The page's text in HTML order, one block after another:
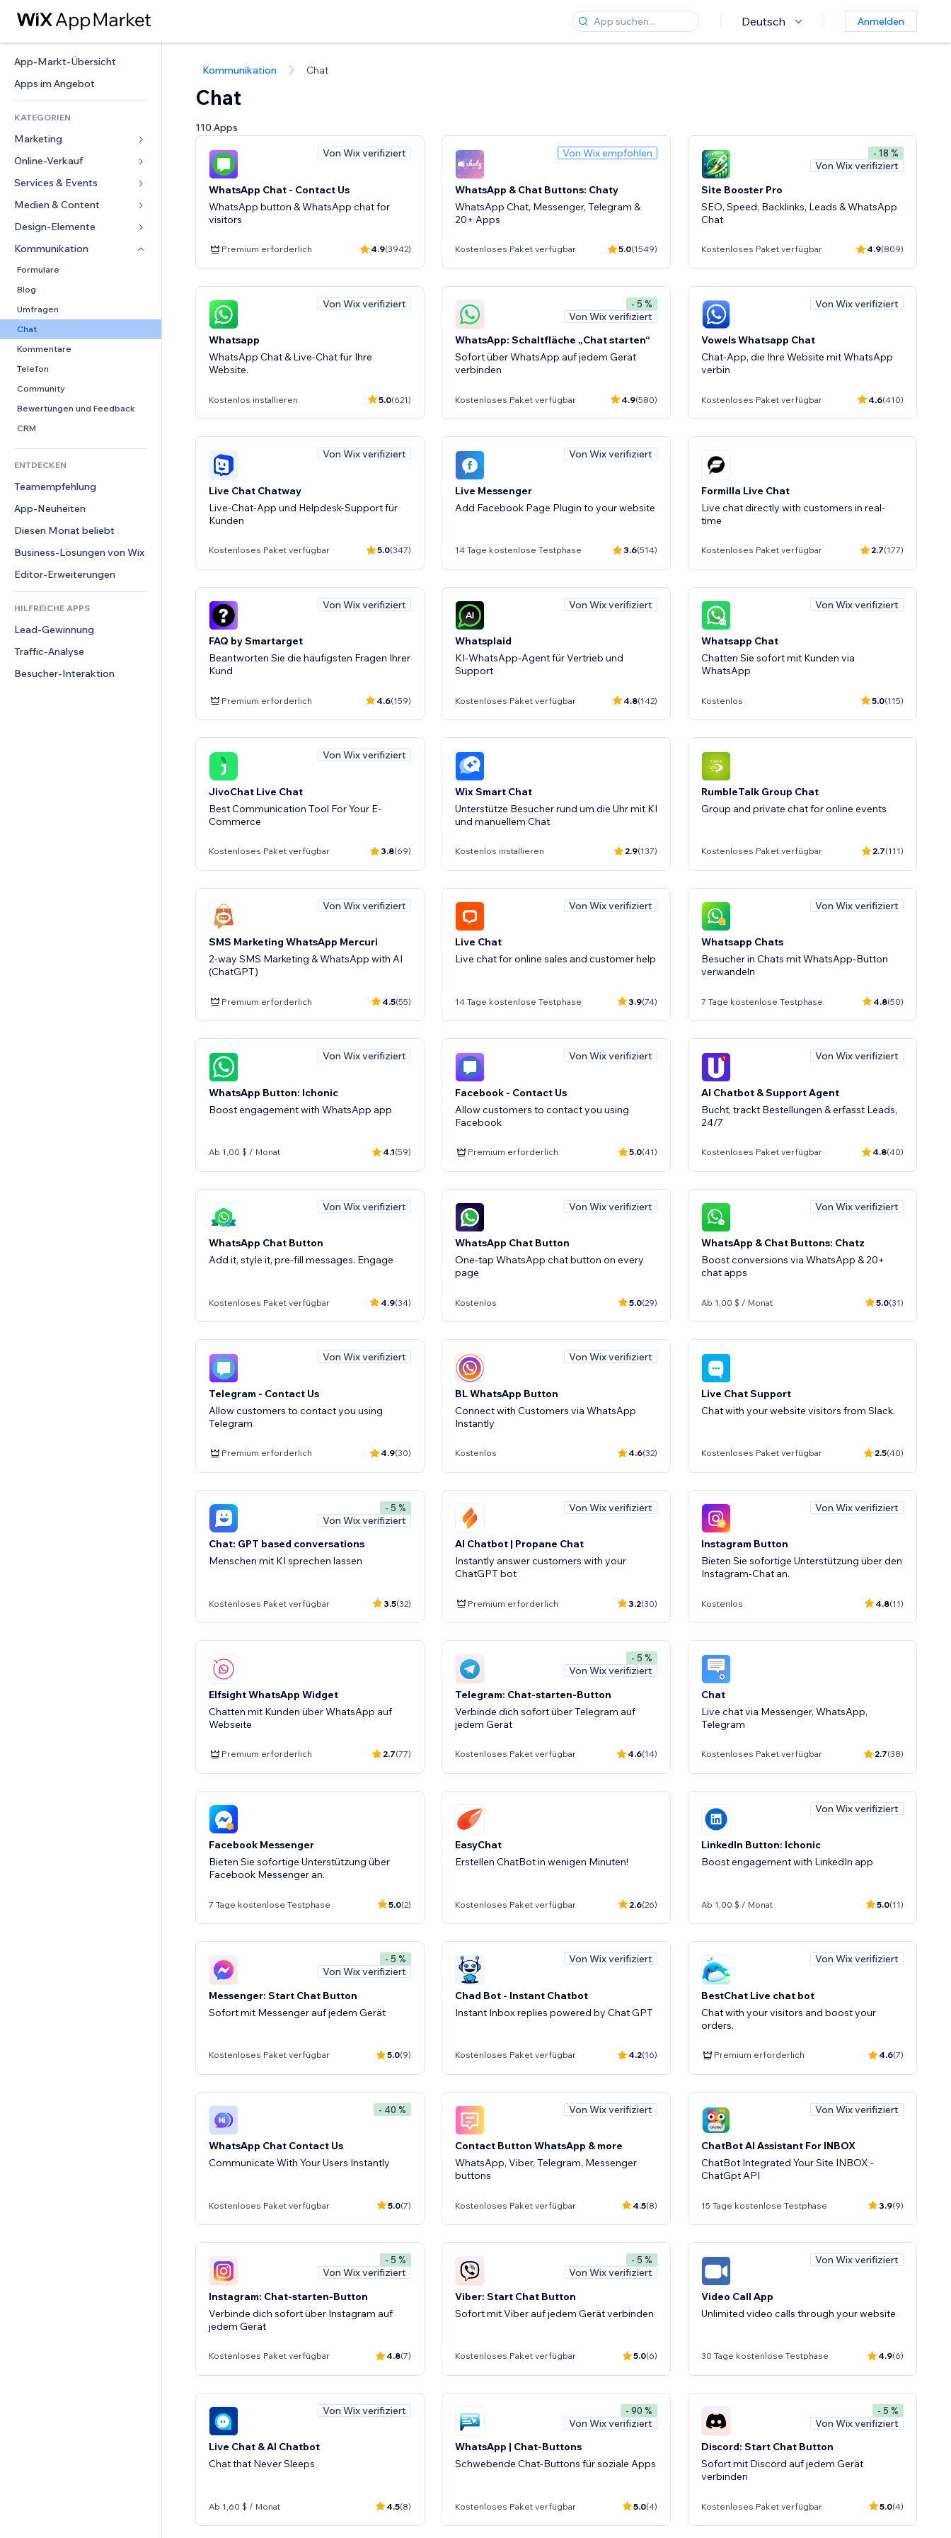
Deutsch Anmelden
App-Markt-Übersicht
Apps im Angebot
KATEGORIEN
Marketing
Anzeigen
Mobil
Statistiken
Conversion
Online-Verkauf
Apps für Shops
Versand & Lieferung
Verkaufen-Buttons
Lagerlösungen
Dropshipping
Services & Events
Hotels
Events
Restaurants
Medien & Content
Galerie
Musik
Podcasts
Fotografie
Video
PDF
Dateifreigabe
News
Content-Dienste
Texteffekte
Design-Elemente
Karten & Navigation
Datenschutz & Sicherheit
Uhr
Seiten-Vorlagen
Bildeffekte
Buttons & Menüs
Banner & Abzeichen
Taschenrechner
Suche
Wetter
Diagramme & Tabellen
Formulare
Blog
Umfragen
Chat
Kommentare
Telefon
Community
Bewertungen und Feedback
CRM
ENTDECKEN
Teamempfehlung
App-Neuheiten
Diesen Monat beliebt
Business-Lösungen von Wix
Editor-Erweiterungen
HILFREICHE APPS
Lead-Gewinnung
Traffic-Analyse
Besucher-Interaktion
Kommunikation Chat
Chat
110 Apps
Von Wix verifiziert
WhatsApp Chat - Contact Us
WhatsApp button & WhatsApp chat for
visitors
Premium erforderlich 4.9(3942)
Von Wix empfohlen
WhatsApp & Chat Buttons: Chaty
WhatsApp Chat, Messenger, Telegram &
20+ Apps
Kostenloses Paket verfügbar 5.0(1549)
- 18 %
Von Wix verifiziert
Site Booster Pro
SEO, Speed, Backlinks, Leads & WhatsApp
Chat
Kostenloses Paket verfügbar 4.9(809)
Von Wix verifiziert
Whatsapp
WhatsApp Chat & Live-Chat für Ihre
Website.
Kostenlos installieren 5.0(621)
- 5 %
Von Wix verifiziert
WhatsApp: Schaltfläche „Chat starten“
Sofort über WhatsApp auf jedem Gerät
verbinden
Kostenloses Paket verfügbar 4.9(580)
Von Wix verifiziert
Vowels Whatsapp Chat
Chat-App, die Ihre Website mit WhatsApp
verbin
Kostenloses Paket verfügbar 4.6(410)
Von Wix verifiziert
Live Chat Chatway
Live-Chat-App und Helpdesk-Support für
Kunden
Kostenloses Paket verfügbar 5.0(347)
Von Wix verifiziert
Live Messenger
Add Facebook Page Plugin to your website
14 Tage kostenlose Testphase 3.6(514)
Formilla Live Chat
Live chat directly with customers in real-
time
Kostenloses Paket verfügbar 2.7(177)
Von Wix verifiziert
FAQ by Smartarget
Beantworten Sie die häufigsten Fragen Ihrer
Kund
Premium erforderlich 4.6(159)
Von Wix verifiziert
Whatsplaid
KI-WhatsApp-Agent für Vertrieb und
Support
Kostenloses Paket verfügbar 4.8(142)
Von Wix verifiziert
Whatsapp Chat
Chatten Sie sofort mit Kunden via
WhatsApp
Kostenlos 5.0(115)
Von Wix verifiziert
JivoChat Live Chat
Best Communication Tool For Your E-
Commerce
Kostenloses Paket verfügbar 3.8(69)
Wix Smart Chat
Unterstütze Besucher rund um die Uhr mit KI
und manuellem Chat
Kostenlos installieren 2.9(137)
RumbleTalk Group Chat
Group and private chat for online events
Kostenloses Paket verfügbar 2.7(111)
Von Wix verifiziert
SMS Marketing WhatsApp Mercuri
2-way SMS Marketing & WhatsApp with AI
(ChatGPT)
Premium erforderlich 4.5(55)
Von Wix verifiziert
Live Chat
Live chat for online sales and customer help
14 Tage kostenlose Testphase 3.9(74)
Von Wix verifiziert
Whatsapp Chats
Besucher in Chats mit WhatsApp-Button
verwandeln
7 Tage kostenlose Testphase 4.8(50)
Von Wix verifiziert
WhatsApp Button: Ichonic
Boost engagement with WhatsApp app
Ab 1,00 $ / Monat 4.1(59)
Von Wix verifiziert
Facebook - Contact Us
Allow customers to contact you using
Facebook
Premium erforderlich 5.0(41)
Von Wix verifiziert
AI Chatbot & Support Agent
Bucht, trackt Bestellungen & erfasst Leads,
24/7
Kostenloses Paket verfügbar 4.8(40)
Von Wix verifiziert
WhatsApp Chat Button
Add it, style it, pre-fill messages. Engage
Kostenloses Paket verfügbar 4.9(34)
Von Wix verifiziert
WhatsApp Chat Button
One-tap WhatsApp chat button on every
page
Kostenlos 5.0(29)
Von Wix verifiziert
WhatsApp & Chat Buttons: Chatz
Boost conversions via WhatsApp & 20+
chat apps
Ab 1,00 $ / Monat 5.0(31)
Von Wix verifiziert
Telegram - Contact Us
Allow customers to contact you using
Telegram
Premium erforderlich 4.9(30)
Von Wix verifiziert
BL WhatsApp Button
Connect with Customers via WhatsApp
Instantly
Kostenlos 4.6(32)
Live Chat Support
Chat with your website visitors from Slack.
Kostenloses Paket verfügbar 2.5(40)
- 5 %
Von Wix verifiziert
Chat: GPT based conversations
Menschen mit KI sprechen lassen
Kostenloses Paket verfügbar 3.5(32)
Von Wix verifiziert
AI Chatbot | Propane Chat
Instantly answer customers with your
ChatGPT bot
Premium erforderlich 3.2(30)
Von Wix verifiziert
Instagram Button
Bieten Sie sofortige Unterstützung über den
Instagram-Chat an.
Kostenlos 4.8(11)
Elfsight WhatsApp Widget
Chatten mit Kunden über WhatsApp auf
Webseite
Premium erforderlich 2.7(77)
- 5 %
Von Wix verifiziert
Telegram: Chat-starten-Button
Verbinde dich sofort über Telegram auf
jedem Gerät
Kostenloses Paket verfügbar 4.6(14)
Chat
Live chat via Messenger, WhatsApp,
Telegram
Kostenloses Paket verfügbar 2.7(38)
Facebook Messenger
Bieten Sie sofortige Unterstützung über
Facebook Messenger an.
7 Tage kostenlose Testphase 5.0(2)
EasyChat
Erstellen ChatBot in wenigen Minuten!
Kostenloses Paket verfügbar 2.6(26)
Von Wix verifiziert
LinkedIn Button: Ichonic
Boost engagement with LinkedIn app
Ab 1,00 $ / Monat 5.0(11)
- 5 %
Von Wix verifiziert
Messenger: Start Chat Button
Sofort mit Messenger auf jedem Gerät
Kostenloses Paket verfügbar 5.0(9)
Von Wix verifiziert
Chad Bot - Instant Chatbot
Instant Inbox replies powered by Chat GPT
Kostenloses Paket verfügbar 4.2(16)
Von Wix verifiziert
BestChat Live chat bot
Chat with your visitors and boost your
orders.
Premium erforderlich 4.6(7)
- 40 %
WhatsApp Chat Contact Us
Communicate With Your Users Instantly
Kostenloses Paket verfügbar 5.0(7)
Von Wix verifiziert
Contact Button WhatsApp & more
WhatsApp, Viber, Telegram, Messenger
buttons
Kostenloses Paket verfügbar 4.5(8)
Von Wix verifiziert
ChatBot AI Assistant For INBOX
ChatBot Integrated Your Site INBOX -
ChatGpt API
15 Tage kostenlose Testphase 3.9(9)
- 5 %
Von Wix verifiziert
Instagram: Chat-starten-Button
Verbinde dich sofort über Instagram auf
jedem Gerät
Kostenloses Paket verfügbar 4.8(7)
- 5 %
Von Wix verifiziert
Viber: Start Chat Button
Sofort mit Viber auf jedem Gerät verbinden
Kostenloses Paket verfügbar 5.0(6)
Von Wix verifiziert
Video Call App
Unlimited video calls through your website
30 Tage kostenlose Testphase 4.9(6)
Von Wix verifiziert
Live Chat & AI Chatbot
Chat that Never Sleeps
Ab 1,60 $ / Monat 4.5(8)
- 90 %
Von Wix verifiziert
WhatsApp | Chat-Buttons
Schwebende Chat-Buttons für soziale Apps
Kostenloses Paket verfügbar 5.0(4)
- 5 %
Von Wix verifiziert
Discord: Start Chat Button
Sofort mit Discord auf jedem Gerät
verbinden
Kostenloses Paket verfügbar 5.0(4)